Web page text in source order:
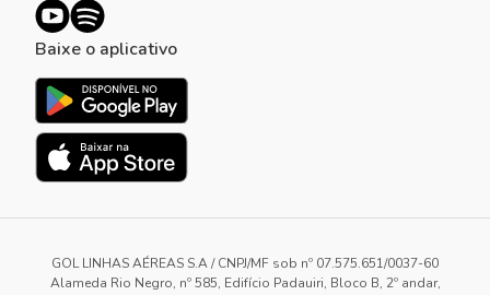
Baixe o aplicativo
GOL LINHAS AÉREAS S.A / CNPJ/MF sob nº 07.575.651/0037-60
Alameda Rio Negro, nº 585, Edifício Padauiri, Bloco B, 2º andar,